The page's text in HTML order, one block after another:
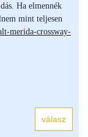
Ha elmennék
mint teljesen
merida-crossway-